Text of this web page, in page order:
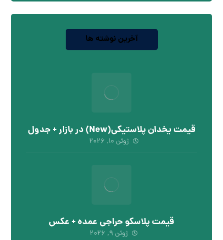
آخرین نوشته ها
قیمت یخدان پلاستیکی(New) در بازار + جدول
ژوئن ۱۰, ۲۰۲۶
قیمت پلاسکو حراجی عمده + عکس
ژوئن ۹, ۲۰۲۶